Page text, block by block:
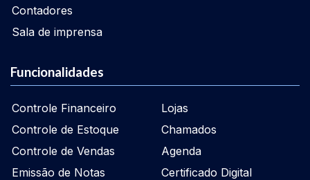
Contadores
Sala de imprensa
Funcionalidades
Controle Financeiro
Controle de Estoque
Controle de Vendas
Emissão de Notas
Lojas
Chamados
Agenda
Certificado Digital